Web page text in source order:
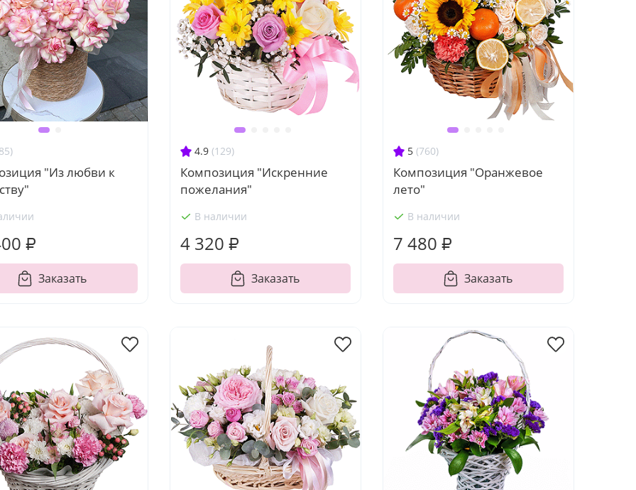
"Из любви к
₽
Заказать
4.9 (129)
Композиция "Искренние
пожелания"
В наличии
4 320 ₽
Заказать
5 (760)
Композиция "Оранжевое
лето"
В наличии
7 480 ₽
Заказать